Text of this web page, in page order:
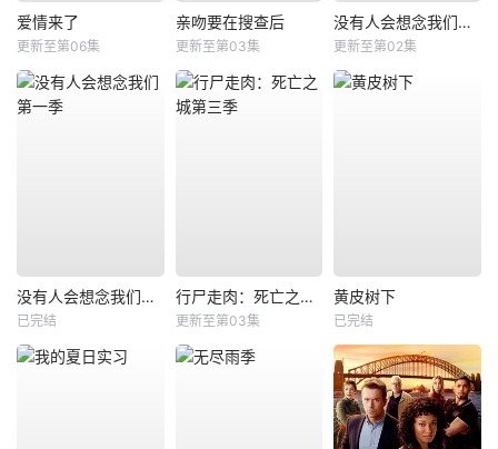
爱情来了
更新至第06集
亲吻要在搜查后
更新至第03集
没有人会想念我们第二季
更新至第02集
没有人会想念我们第一季
已完结
行尸走肉：死亡之城第三季
更新至第03集
黄皮树下
已完结